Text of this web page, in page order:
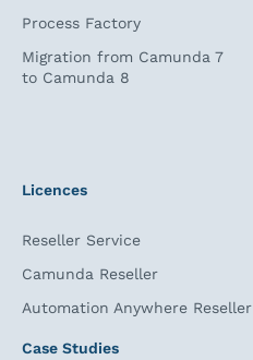
Process Factory
Migration from Camunda 7
to Camunda 8
Licences
Reseller Service
Camunda Reseller
Automation Anywhere Reseller
Case Studies